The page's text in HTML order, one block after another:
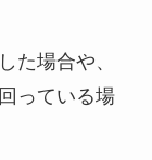
た場合や、
っている場